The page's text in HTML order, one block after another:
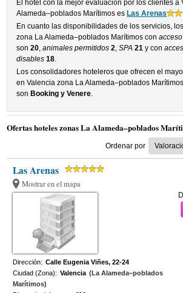
El hotel con la mejor evaluacion por los clientes a
Alameda–poblados Marítimos es Las Arenas
En cuanto las disponibilidades de los servicios,
zona La Alameda–poblados Marítimos con
son20,animales permitidos 2,SPA 21 y con
disables 18.
Los consolidadores hoteleros que ofrecen el
en Valencia zona La Alameda–poblados
son Booking y Venere.
Ofertas hoteles zonas La Alameda–poblados
Ordenar por
Las Arenas
Mostrar en el mapa
Dirección: Calle Eugenia Viñes, 22-24
Ciudad (Zona): Valencia (La Alameda–poblados
Marítimos)